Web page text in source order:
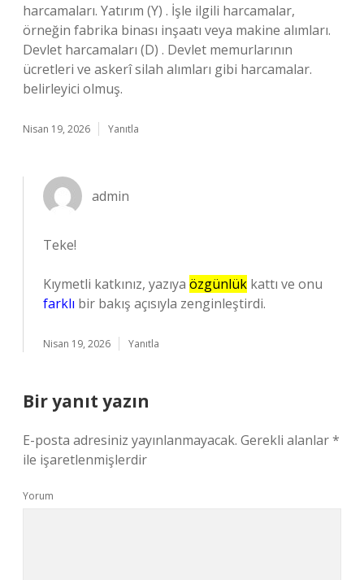
harcamaları. Yatırım (Y) . İşle ilgili harcamalar,
örneğin fabrika binası inşaatı veya makine alımları.
Devlet harcamaları (D) . Devlet memurlarının
ücretleri ve askerî silah alımları gibi harcamalar.
belirleyici olmuş.
Nisan 19, 2026 Yanıtla
admin
Teke!
Kıymetli katkınız, yazıya özgünlük kattı ve onu
farklı bir bakış açısıyla zenginleştirdi.
Nisan 19, 2026 Yanıtla
Bir yanıt yazın
E-posta adresiniz yayınlanmayacak. Gerekli alanlar*
ile işaretlenmişlerdir
Yorum